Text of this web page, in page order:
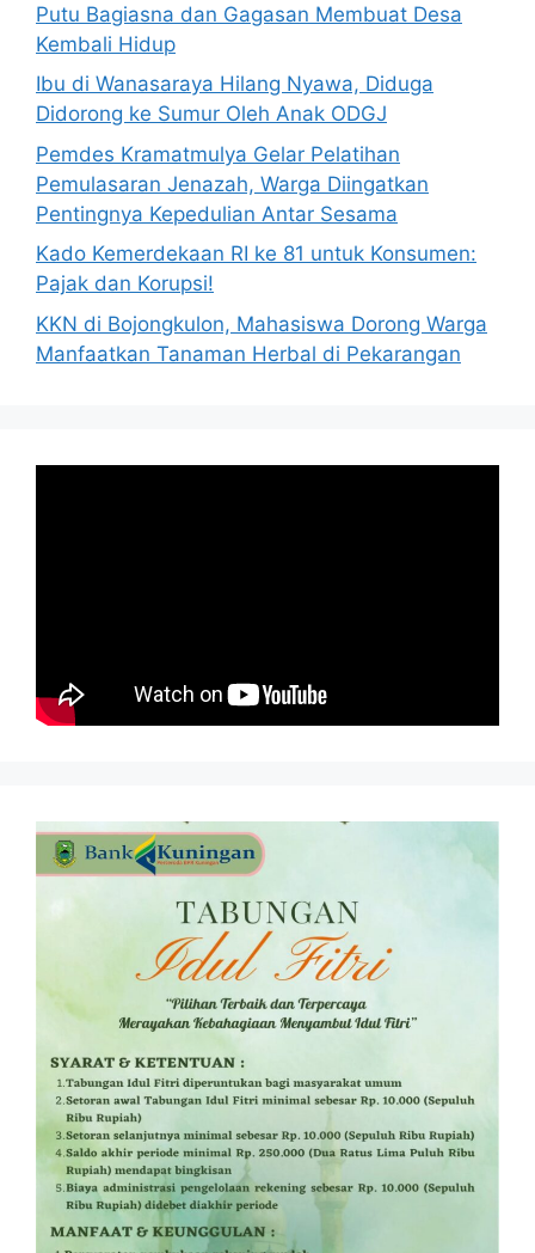
Putu Bagiasna dan Gagasan Membuat Desa
Kembali Hidup
Ibu di Wanasaraya Hilang Nyawa, Diduga
Didorong ke Sumur Oleh Anak ODGJ
Pemdes Kramatmulya Gelar Pelatihan
Pemulasaran Jenazah, Warga Diingatkan
Pentingnya Kepedulian Antar Sesama
Kado Kemerdekaan RI ke 81 untuk Konsumen:
Pajak dan Korupsi!
KKN di Bojongkulon, Mahasiswa Dorong Warga
Manfaatkan Tanaman Herbal di Pekarangan